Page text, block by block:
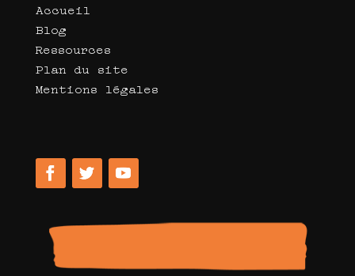
Accueil
Blog
Ressources
Plan du site
Mentions légales